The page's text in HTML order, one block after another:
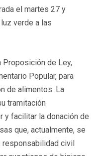
el martes 27 y
verde a las
Proposición de Ley,
Popular, para
de alimentos. La
tramitación
y facilitar la donación de
que, actualmente, se
civil